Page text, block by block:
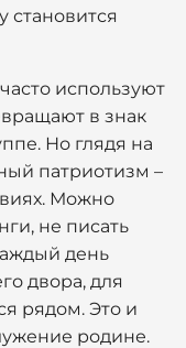
становится
используют
в знак
Но глядя на
патриотизм –
Можно
не писать
день
двора, для
рядом. Это и
родине.